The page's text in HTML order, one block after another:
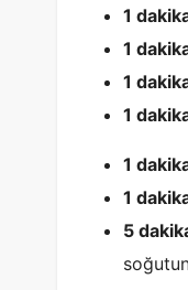
1
1
1
1
1
1
5